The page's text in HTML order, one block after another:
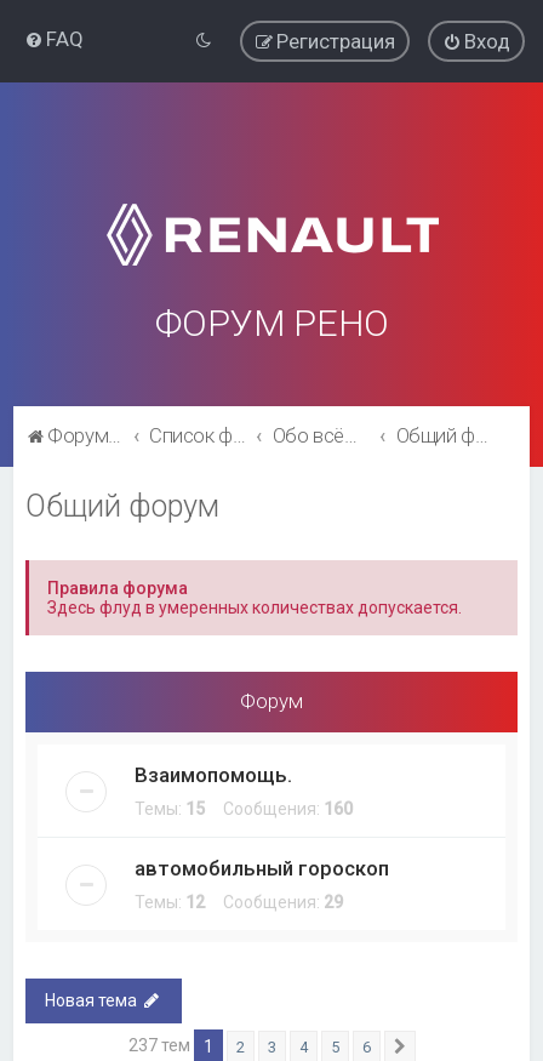
FAQ Вход
Регистрация
ФОРУМ РЕНО
Форум Рено Список форумов Обо всём остальном Общий форум
Общий форум
Правила форума
Здесь флуд в умеренных количествах допускается.
Форум
Взаимопомощь.
Темы: 15 Сообщения: 160
автомобильный гороскоп
Темы: 12Сообщения: 29
Новая тема
237 тем 1 2 3 4 5 6